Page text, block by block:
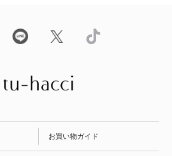
お買い物ガイド